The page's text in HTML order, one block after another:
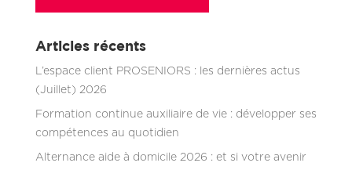
Articles récents
L’espace client PROSENIORS : les dernières actus
(Juillet) 2026
Formation continue auxiliaire de vie : développer ses
compétences au quotidien
Alternance aide à domicile 2026 : et si votre avenir